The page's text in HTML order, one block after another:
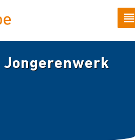
Jongerenwerk